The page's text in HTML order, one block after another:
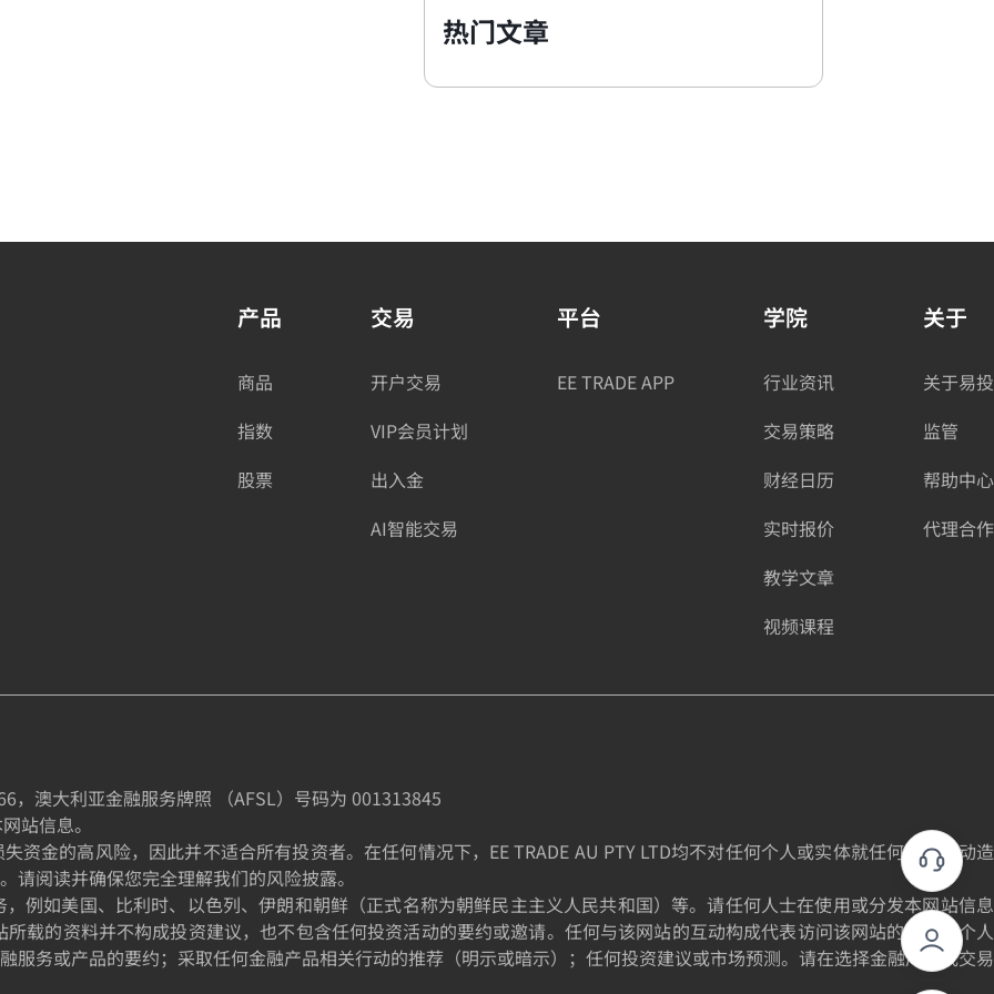
热门文章
产品
商品
指数
股票
交易
开户交易
VIP会员计划
出入金
AI智能交易
平台
EE TRADE APP
学院
行业资讯
交易策略
财经日历
实时报价
教学文章
视频课程
关于
关于易投
监管
帮助中心
代理合作
，澳大利亚金融服务牌照 （AFSL）号码为 001313845
站信息。
金的高风险，因此并不适合所有投资者。在任何情况下，EE TRADE AU PTY LTD均不对任何个人或实体就任何投资活动造
阅读并确保您完全理解我们的风险披露。
，例如美国、比利时、以色列、伊朗和朝鲜（正式名称为朝鲜民主主义人民共和国）等。请任何人士在使用或分发本网站信息
载的资料并不构成投资建议，也不包含任何投资活动的要约或邀请。任何与该网站的互动构成代表访问该网站的个人的个人
服务或产品的要约；采取任何金融产品相关行动的推荐（明示或暗示）；任何投资建议或市场预测。请在选择金融产品或交易